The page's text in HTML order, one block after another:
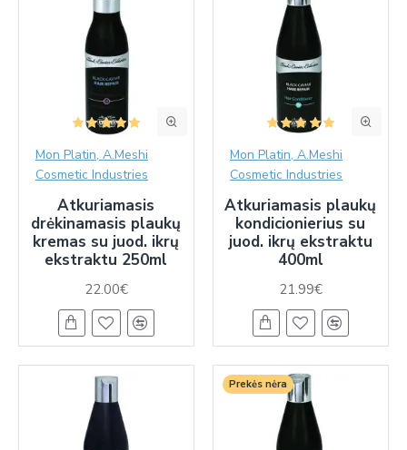
Mon Platin, A.Meshi
Cosmetic Industries
Atkuriamasis
drėkinamasis plaukų
kremas su juod. ikrų
ekstraktu 250ml
22.00€
Mon Platin, A.Meshi
Cosmetic Industries
Atkuriamasis plaukų
kondicionierius su
juod. ikrų ekstraktu
400ml
21.99€
Prekės nėra